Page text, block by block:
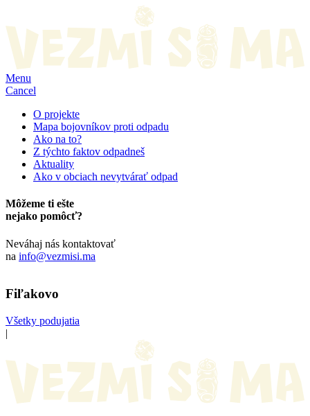
Menu
Cancel
O projekte
Mapa bojovníkov proti odpadu
Ako na to?
Z týchto faktov odpadneš
Aktuality
Ako v obciach nevytvárať odpad
Môžeme ti ešte
nejako pomôcť?
Neváhaj nás kontaktovať
na info@vezmisi.ma
Fiľakovo
Všetky podujatia
|